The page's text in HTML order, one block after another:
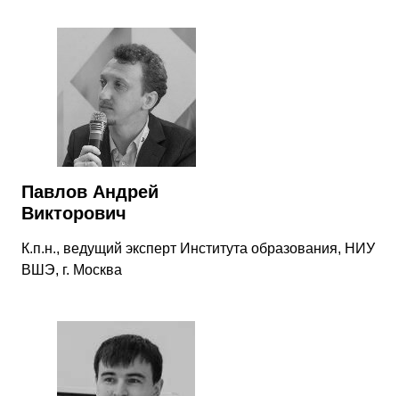
Павлов Андрей
Викторович
К.п.н., ведущий эксперт Института образования, НИУ
ВШЭ, г. Москва